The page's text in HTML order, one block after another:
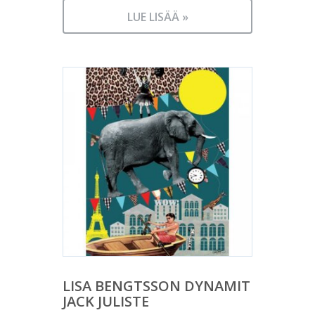
LUE LISÄÄ »
LISA BENGTSSON DYNAMIT
JACK JULISTE